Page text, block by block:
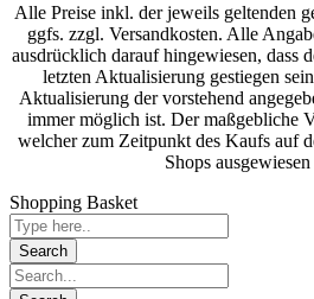
Alle Preise inkl. der jeweils geltenden
ggfs. zzgl. Versandkosten. Alle
ausdrücklich darauf hingewiesen, dass
letzten Aktualisierung gestiegen
Aktualisierung der vorstehend
immer möglich ist. Der maßgebliche
welcher zum Zeitpunkt des Kaufs auf
Shops
Shopping Basket